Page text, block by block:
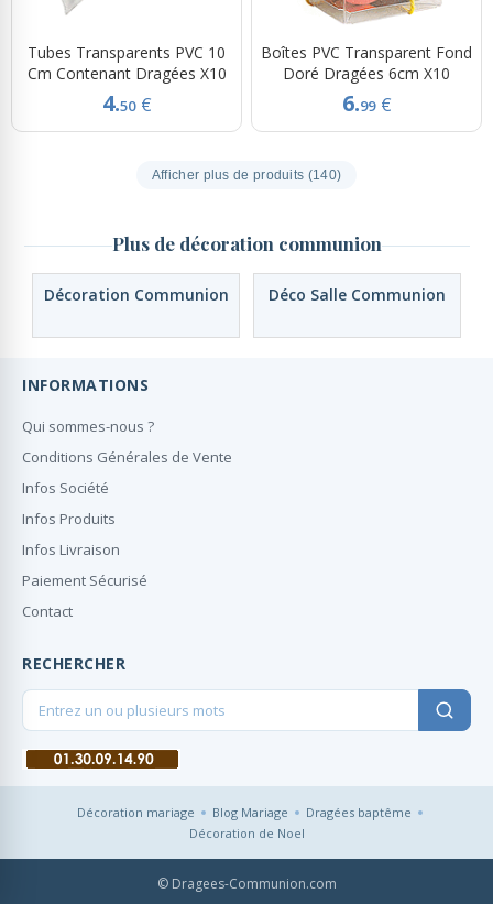
Tubes Transparents PVC 10
Cm Contenant Dragées X10
4.50 €
Boîtes PVC Transparent Fond
Doré Dragées 6cm X10
6.99 €
Afficher plus de produits (140)
Plus de décoration communion
Décoration Communion Déco Salle Communion
INFORMATIONS
Qui sommes-nous ?
Conditions Générales de Vente
Infos Société
Infos Produits
Infos Livraison
Paiement Sécurisé
Contact
RECHERCHER
Décoration mariage Blog Mariage
Dragées baptême
Décoration de Noel
© Dragees-Communion.com